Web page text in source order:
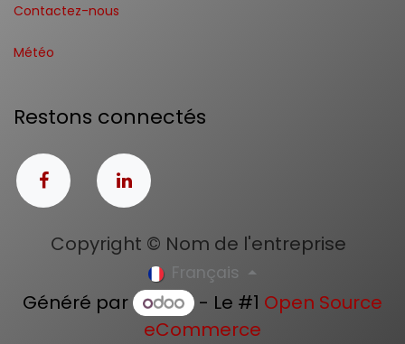
Contactez-nous
Météo
Restons connectés
Copyright © Nom de l'entreprise
Français
Généré par - Le #1 Open Source
eCommerce